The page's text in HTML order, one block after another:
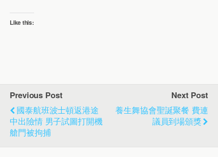
Like this:
Previous Post
國泰航班波士頓返港途
中出險情 男子試圖打開機
艙門被拘捕
Next Post
養生舞協會聖誕聚餐 費連
議員到場頒獎